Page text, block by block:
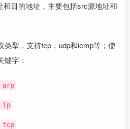
和目的地址，主要包括src源地址和
类型，支持tcp，udp和icmp等；使
键字：
arp
ip
tcp